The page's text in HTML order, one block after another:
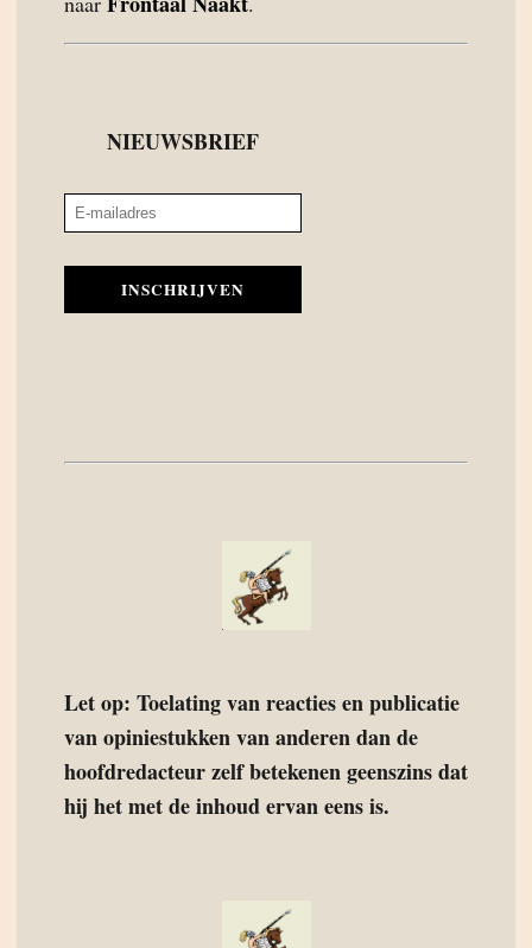
NIEUWSBRIEF
INSCHRIJVEN
Let op: Toelating van reacties en publicatie
van opiniestukken van anderen dan de
hoofdredacteur zelf betekenen geenszins dat
hij het met de inhoud ervan eens is.